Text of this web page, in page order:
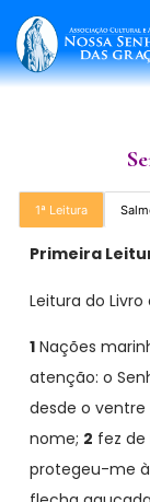
1ª Leitura
Primeira
Leitura do
1 Nações
atenção: o
desde o
nome; 2 fez
protegeu-me